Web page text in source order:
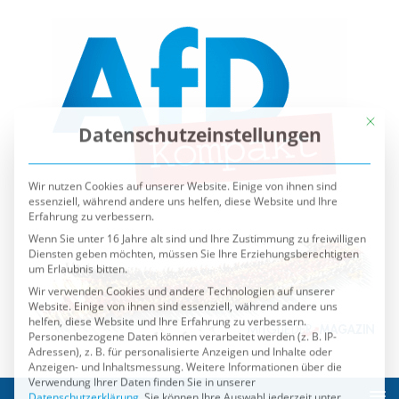
Datenschutzeinstellungen
Wir nutzen Cookies auf unserer Website. Einige von ihnen sind
essenziell, während andere uns helfen, diese Website und Ihre
Wenn Sie unter 16 Jahre alt sind und Ihre Zustimmung zu freiwilligen
Diensten geben möchten, müssen Sie Ihre Erziehungsberechtigten
Wir verwenden Cookies und andere Technologien auf unserer
Website. Einige von ihnen sind essenziell, während andere uns
helfen, diese Website und Ihre Erfahrung zu verbessern.
Personenbezogene Daten können verarbeitet werden (z. B. IP-
Adressen), z. B. für personalisierte Anzeigen und Inhalte oder
Anzeigen- und Inhaltsmessung.
Verwendung Ihrer Daten finden Sie in unserer
Datenschutzerklärung.Sie können Ihre Auswahl jederzeit unter
Einstellungenwiderrufen oder anpassen.
Es folgt eine Liste der Service-Gruppen, für die eine
Essenziell
Externe Medien